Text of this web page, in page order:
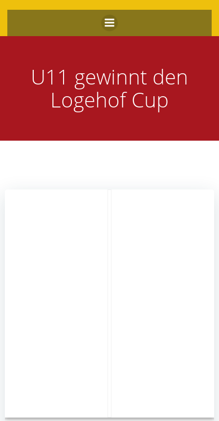
Inhalt
springen
U11 gewinnt den
Logehof Cup